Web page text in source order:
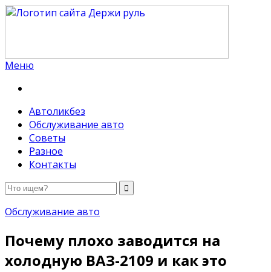
Меню
Автоликбез
Обслуживание авто
Советы
Разное
Контакты
Обслуживание авто
Почему плохо заводится на
холодную ВАЗ-2109 и как это